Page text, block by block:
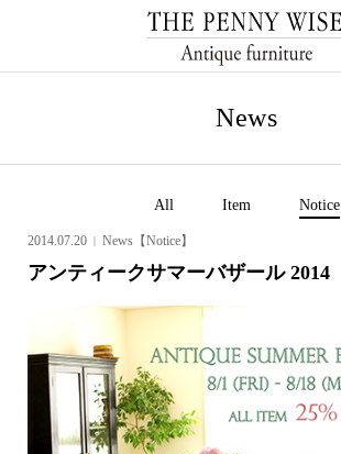
News
All Item Notice
2014.07.20 News【Notice】
アンティークサマーバザール 2014